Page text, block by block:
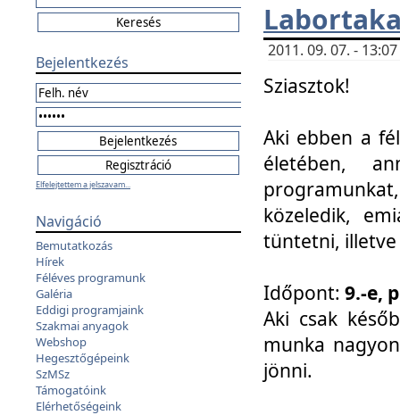
Bejelentkezés
Elfelejtettem a jelszavam...
Navigáció
Bemutatkozás
Hírek
Féléves programunk
Galéria
Eddigi programjaink
Szakmai anyagok
Webshop
Hegesztőgépeink
SzMSz
Támogatóink
Elérhetőségeink
2011. 09. 07. -
Sziasztok!
Aki ebben a
életében,
közeledik,
tüntetni, illetve
Időpont: 9.-e,
Aki csak
munka
jönni.